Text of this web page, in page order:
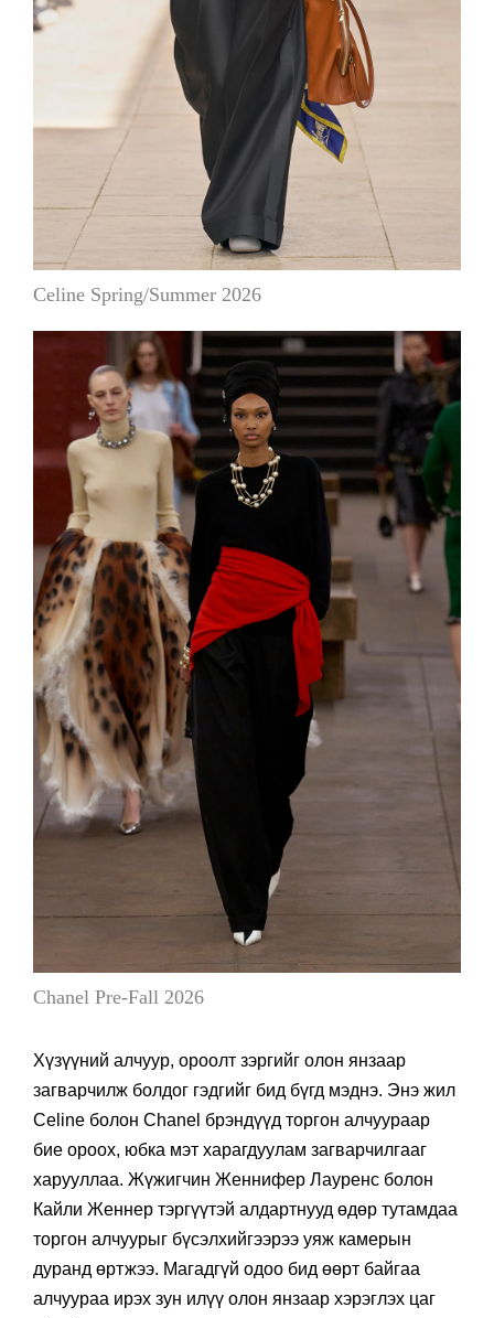
Celine Spring/Summer 2026
Chanel Pre-Fall 2026
Хүзүүний алчуур, ороолт зэргийг олон янзаар
загварчилж болдог гэдгийг бид бүгд мэднэ. Энэ жил
Celine болон Chanel брэндүүд торгон алчуураар
бие ороох, юбка мэт харагдуулам загварчилгааг
харууллаа. Жүжигчин Женнифер Лауренс болон
Кайли Женнер тэргүүтэй алдартнууд өдөр тутамдаа
торгон алчуурыг бүсэлхийгээрээ уяж камерын
дуранд өртжээ. Магадгүй одоо бид өөрт байгаа
алчуураа ирэх зун илүү олон янзаар хэрэглэх цаг